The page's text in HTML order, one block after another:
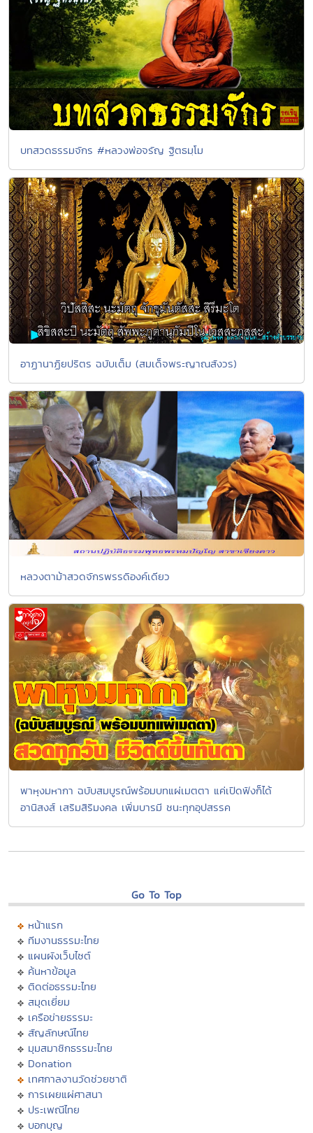
บทสวดธรรมจักร #หลวงพ่อจรัญ ฐิตธมฺโม
อาฏานาฏิยปริตร ฉบับเต็ม (สมเด็จพระญาณสังวร)
หลวงตาม้าสวดจักรพรรดิองค์เดียว
พาหุงมหากา ฉบับสมบูรณ์พร้อมบทแผ่เมตตา แค่เปิดฟังก็ได้
อานิสงส์ เสริมสิริมงคล เพิ่มบารมี ชนะทุกอุปสรรค
Go To Top
หน้าแรก
ทีมงานธรรมะไทย
แผนผังเว็บไซต์
ค้นหาข้อมูล
ติดต่อธรรมะไทย
สมุดเยี่ยม
เครือข่ายธรรมะ
สัญลักษณ์ไทย
มุมสมาชิกธรรมะไทย
Donation
เทศกาลงานวัดช่วยชาติ
การเผยแผ่ศาสนา
ประเพณีไทย
บอกบุญ